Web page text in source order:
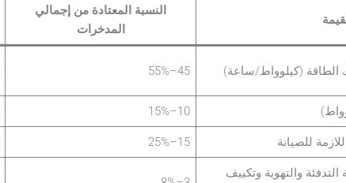
النسبة المعتادة من إجمالي
المدخرات
45–55%
10–15%
15–25%
والتهوية وتكييف